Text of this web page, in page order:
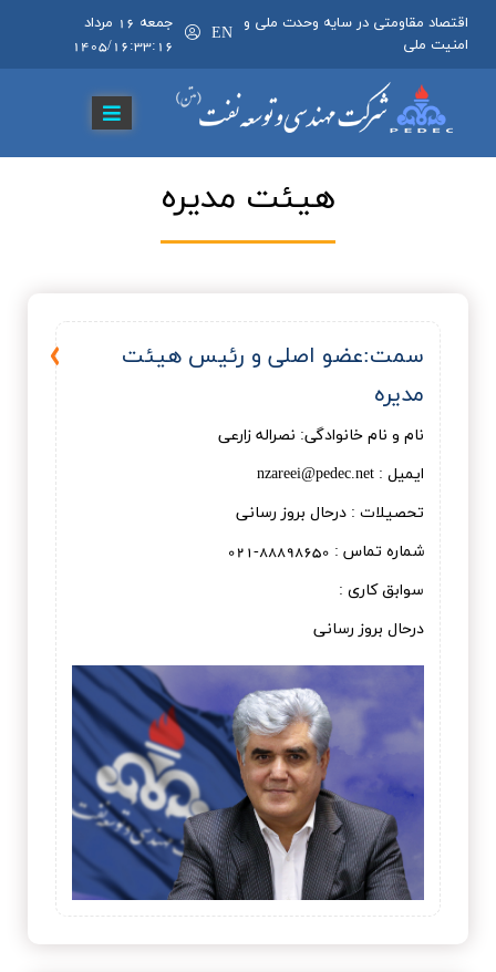
اقتصاد مقاومتی در سایه وحدت ملی و
امنیت ملی
EN
جمعه 16 مرداد
1405/16:33:16
هيئت مديره
سمت:عضو اصلي و رئیس هیئت
مدیره
نام و نام خانوادگی: نصراله زارعی
ایمیل : nzareei@pedec.net
تحصیلات : درحال بروز رسانی
شماره تماس : 88898650-021
سوابق کاری :
درحال بروز رسانی